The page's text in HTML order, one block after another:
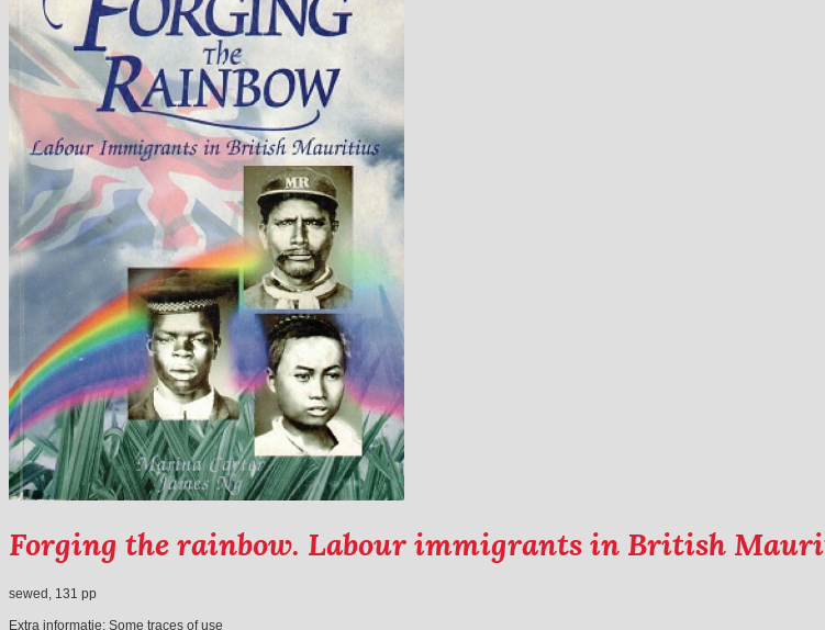
Forging the rainbow. Labour immigrants in British
sewed, 131 pp
Extra informatie: Some traces of use